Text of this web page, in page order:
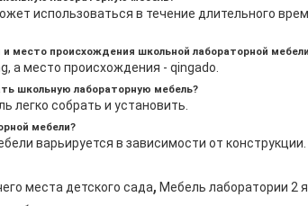
использоваться в течение длительного
место происхождения школьной лабораторной
а место происхождения - qingado.
школьную лабораторную мебель?
легко собрать и установить.
мебели?
варьируется в зависимости от конструкции.
места детского сада, Мебель лаборатории 2